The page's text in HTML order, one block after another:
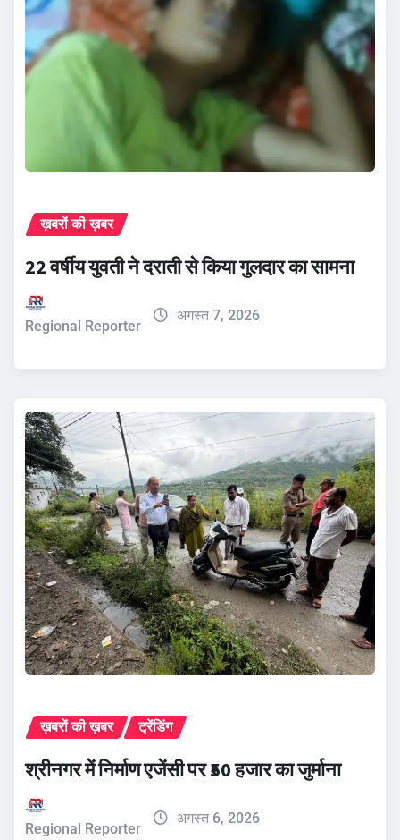
ख़बरों की ख़बर
22 वर्षीय युवती ने दराती से किया गुलदार का सामना
Regional Reporter
अगस्त 7, 2026
ख़बरों की ख़बर ट्रेंडिंग
श्रीनगर में निर्माण एजेंसी पर ₹50 हजार का जुर्माना
Regional Reporter
अगस्त 6, 2026